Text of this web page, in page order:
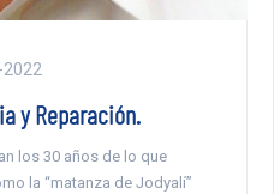
y Reparación.
los 30 años de lo que
la “matanza de Jodyalí”